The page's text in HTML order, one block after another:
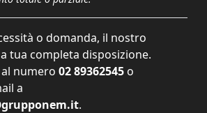
o domanda, il nostro
tua completa disposizione.
numero 02 89362545 o
a
.